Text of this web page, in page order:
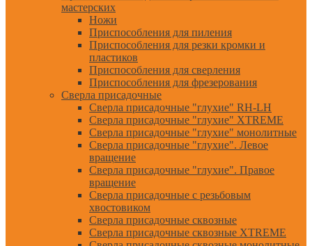
мастерских
Ножи
Приспособления для пиления
Приспособления для резки кромки и
пластиков
Приспособления для сверления
Приспособления для фрезерования
Сверла присадочные
Сверла присадочные "глухие" RH-LH
Сверла присадочные "глухие" XTREME
Сверла присадочные "глухие" монолитные
Сверла присадочные "глухие". Левое
вращение
Сверла присадочные "глухие". Правое
вращение
Сверла присадочные с резьбовым
хвостовиком
Сверла присадочные сквозные
Сверла присадочные сквозные XTREME